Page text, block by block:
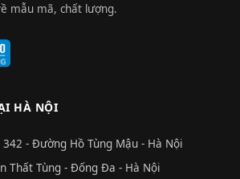
mẫu mã, chất lượng.
HÀ NỘI
342 - Đường Hồ Tùng Mậu - Hà Nội
Thất Tùng - Đống Đa - Hà Nội